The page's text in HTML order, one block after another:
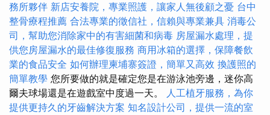
務所夥伴 新店安養院，專業照護，讓家人無後顧之憂 台中
整骨療程推薦 合法專業的徵信社，信賴與專業兼具 消毒公
司，幫助您消除家中的有害細菌和病毒 房屋漏水處理，提
供您房屋漏水的最佳修復服務 商用冰箱的選擇，保障餐飲
業的食品安全 如何辦理柬埔寨簽證，簡單又高效 換護照的
簡單教學 您所要做的就是確定您是在游泳池旁邊，迷你高
爾夫球場還是在遊戲室中度過一天。 人工植牙服務，為你
提供更持久的牙齒解決方案 知名設計公司，提供一流的室